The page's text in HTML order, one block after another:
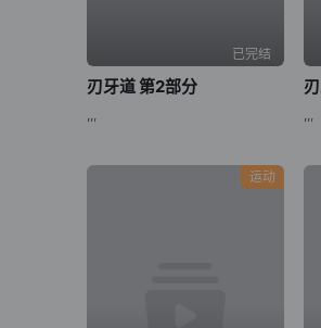
已完结
刃牙道 第2部分
,,, ,,,
运动